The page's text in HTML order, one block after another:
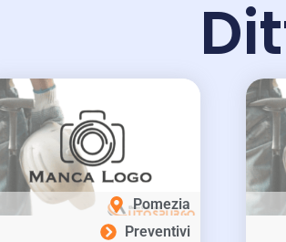
Pomezia
Preventivi